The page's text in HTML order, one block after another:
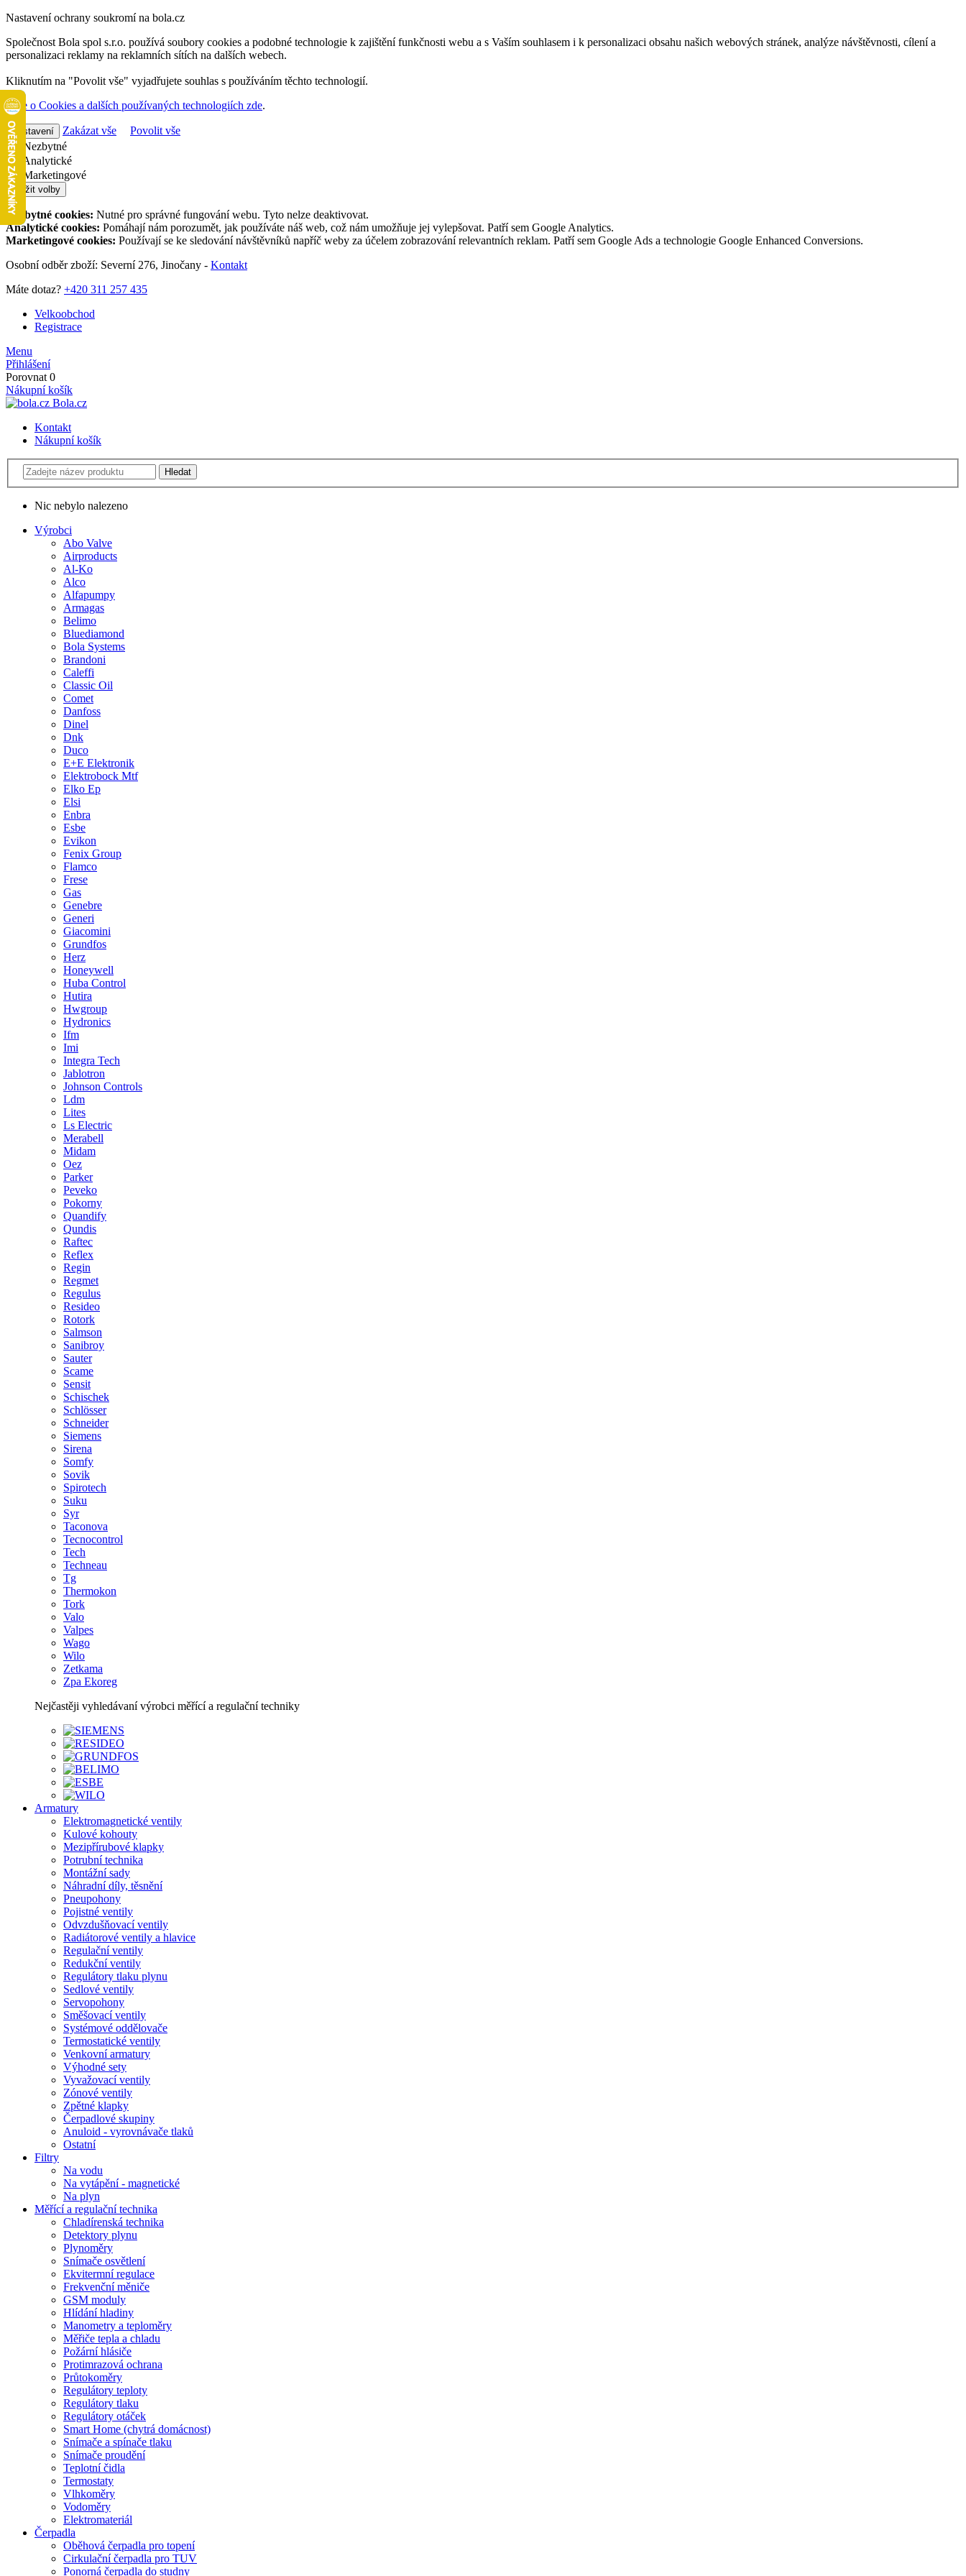
Nastavení ochrany soukromí na bola.cz
Společnost Bola spol s.r.o. používá soubory cookies a podobné technologie k zajištění funkčnosti webu a s Vaším souhlasem i k personalizaci obsahu našich webových stránek, analýze návštěvnosti, cílení a
personalizaci reklamy na reklamních sítích na dalších webech.
Kliknutím na "Povolit vše" vyjadřujete souhlas s používáním těchto technologií.
Více o Cookies a dalších používaných technologiích zde.
Nastavení Zakázat vše
Povolit vše
Nezbytné
Analytické
Marketingové
Uložit volby
Nezbytné cookies: Nutné pro správné fungování webu. Tyto nelze deaktivovat.
Analytické cookies: Pomáhají nám porozumět, jak používáte náš web, což nám umožňuje jej vylepšovat. Patří sem Google Analytics.
Marketingové cookies: Používají se ke sledování návštěvníků napříč weby za účelem zobrazování relevantních reklam. Patří sem Google Ads a technologie Google Enhanced Conversions.
Osobní odběr zboží: Severní 276, Jinočany - Kontakt
Máte dotaz? +420 311 257 435
Velkoobchod
Registrace
Menu
Přihlášení
Porovnat 0
Nákupní košík
Bola.cz
Kontakt
Nákupní košík
Nic nebylo nalezeno
Výrobci
Abo Valve
Airproducts
Al-Ko
Alco
Alfapumpy
Armagas
Belimo
Bluediamond
Bola Systems
Brandoni
Caleffi
Classic Oil
Comet
Danfoss
Dinel
Dnk
Duco
E+E Elektronik
Elektrobock Mtf
Elko Ep
Elsi
Enbra
Esbe
Evikon
Fenix Group
Flamco
Frese
Gas
Genebre
Generi
Giacomini
Grundfos
Herz
Honeywell
Huba Control
Hutira
Hwgroup
Hydronics
Ifm
Imi
Integra Tech
Jablotron
Johnson Controls
Ldm
Lites
Ls Electric
Merabell
Midam
Oez
Parker
Peveko
Pokorny
Quandify
Qundis
Raftec
Reflex
Regin
Regmet
Regulus
Resideo
Rotork
Salmson
Sanibroy
Sauter
Scame
Sensit
Schischek
Schlösser
Schneider
Siemens
Sirena
Somfy
Sovik
Spirotech
Suku
Syr
Taconova
Tecnocontrol
Tech
Techneau
Tg
Thermokon
Tork
Valo
Valpes
Wago
Wilo
Zetkama
Zpa Ekoreg
Nejčastěji vyhledávaní výrobci měřící a regulační techniky
Armatury
Elektromagnetické ventily
Kulové kohouty
Mezipřírubové klapky
Potrubní technika
Montážní sady
Náhradní díly, těsnění
Pneupohony
Pojistné ventily
Odvzdušňovací ventily
Radiátorové ventily a hlavice
Regulační ventily
Redukční ventily
Regulátory tlaku plynu
Sedlové ventily
Servopohony
Směšovací ventily
Systémové oddělovače
Termostatické ventily
Venkovní armatury
Výhodné sety
Vyvažovací ventily
Zónové ventily
Zpětné klapky
Čerpadlové skupiny
Anuloid - vyrovnávače tlaků
Ostatní
Filtry
Na vodu
Na vytápění - magnetické
Na plyn
Měřící a regulační technika
Chladírenská technika
Detektory plynu
Plynoměry
Snímače osvětlení
Ekvitermní regulace
Frekvenční měniče
GSM moduly
Hlídání hladiny
Manometry a teploměry
Měřiče tepla a chladu
Požární hlásiče
Protimrazová ochrana
Průtokoměry
Regulátory teploty
Regulátory tlaku
Regulátory otáček
Smart Home (chytrá domácnost)
Snímače a spínače tlaku
Snímače proudění
Teplotní čidla
Termostaty
Vlhkoměry
Vodoměry
Elektromateriál
Čerpadla
Oběhová čerpadla pro topení
Cirkulační čerpadla pro TUV
Ponorná čerpadla do studny